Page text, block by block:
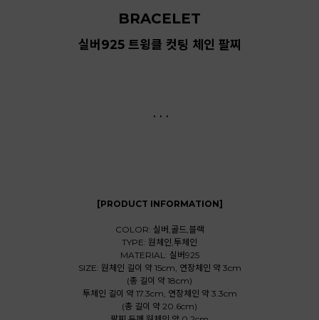
BRACELET
실버925 트윙클 컷팅 체인 팔찌
. . .
[PRODUCT INFORMATION]
COLOR: 실버,골드,블랙
TYPE: 원체인,투체인
MATERIAL: 실버925
SIZE: 원체인 길이 약 15cm, 연장체인 약 3cm
(총 길이 약 18cm)
투체인 길이 약 17.3cm, 연장체인 약 3.3cm
(총 길이 약 20.6cm)